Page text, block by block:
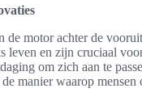
de motor achter de
leven en zijn cruciaal
om zich aan te
manier waarop